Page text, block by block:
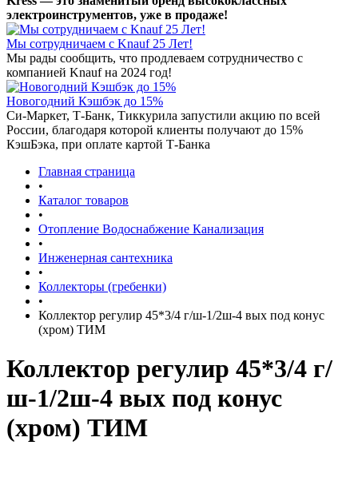
электроинструментов, уже в продаже!
Мы сотрудничаем с Knauf 25 Лет!
Мы рады сообщить, что продлеваем сотрудничество с
компанией Knauf на 2024 год!
Новогодний Кэшбэк до 15%
Си-Маркет, Т-Банк, Тиккурила запустили акцию по всей
России, благодаря которой клиенты получают до 15%
КэшБэка, при оплате картой Т-Банка
Главная страница
•
Каталог товаров
•
Отопление Водоснабжение Канализация
•
Инженерная сантехника
•
Коллекторы (гребенки)
•
Коллектор регулир 45*3/4 г/ш-1/2ш-4 вых под конус
(хром) ТИМ
Коллектор регулир 45*3/4 г/
ш-1/2ш-4 вых под конус
(хром) ТИМ